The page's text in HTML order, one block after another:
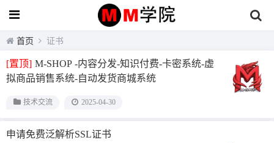
首页 证书
[置顶] M-SHOP -内容分发-知识付费-卡密系统-虚
拟商品销售系统-自动发货商城系统
技术交流 2025-04-30
申请免费泛解析SSL证书